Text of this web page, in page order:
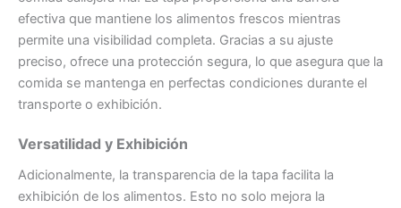
efectiva que mantiene los alimentos frescos mientras
permite una visibilidad completa. Gracias a su ajuste
preciso, ofrece una protección segura, lo que asegura que la
comida se mantenga en perfectas condiciones durante el
transporte o exhibición.
Versatilidad y Exhibición
Adicionalmente, la transparencia de la tapa facilita la
exhibición de los alimentos. Esto no solo mejora la